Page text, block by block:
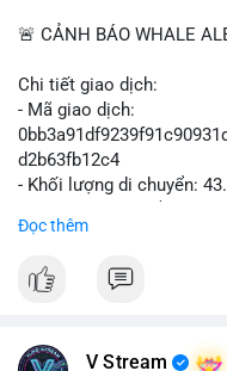
🚨 CẢNH BÁO WHALE
Chi tiết giao dịch:
- Mã giao dịch:
d2b63fb12c4
- Khối lượng di chuyển:
USD)
- Thời gian: 04:18
số đủ lớn để tạo áp lực
Đọc thêm
V Stream